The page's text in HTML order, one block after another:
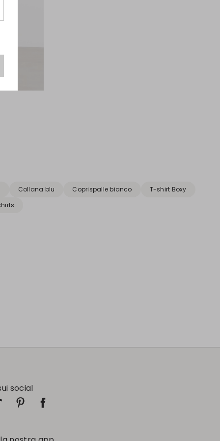
Collana blu Coprispalle bianco
T-shirt Boxy
social